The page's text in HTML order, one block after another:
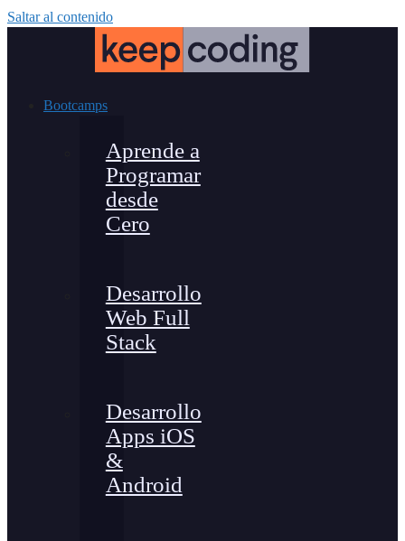
Saltar al contenido
Bootcamps
Aprende a
Programar
desde
Cero
Desarrollo
Web Full
Stack
Desarrollo
Apps iOS
&
Android